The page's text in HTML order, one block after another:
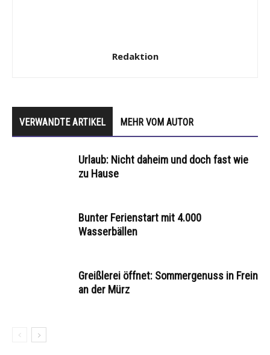
Redaktion
VERWANDTE ARTIKEL MEHR VOM AUTOR
Urlaub: Nicht daheim und doch fast wie
zu Hause
Bunter Ferienstart mit 4.000
Wasserbällen
Greißlerei öffnet: Sommergenuss in Frein
an der Mürz